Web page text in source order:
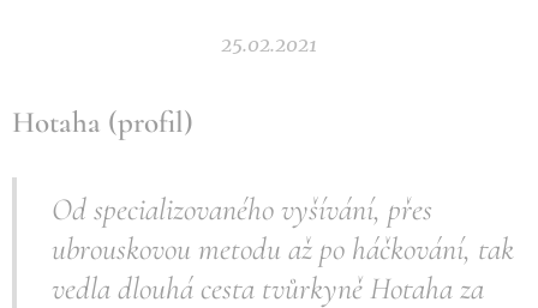
25.02.2021
Hotaha (profil)
Od specializovaného vyšívání, přes
ubrouskovou metodu až po háčkování, tak
vedla dlouhá cesta tvůrkyně Hotaha za